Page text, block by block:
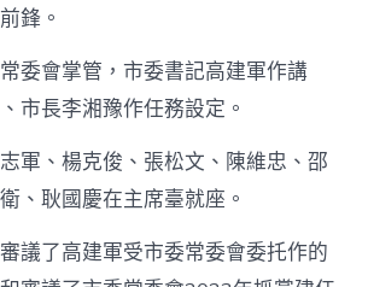
鋒。
委會掌管，市委書記高建軍作講
市長李湘豫作任務設定。
軍、楊克俊、張松文、陳維忠、邵
、耿國慶在主席臺就座。
議了高建軍受市委常委會委托作的